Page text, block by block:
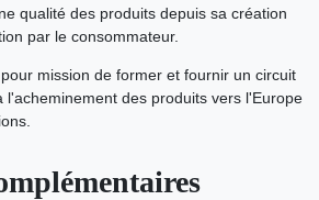
qualité des produits depuis sa création
par le consommateur.
mission de former et fournir un circuit
l'acheminement des produits vers l'Europe